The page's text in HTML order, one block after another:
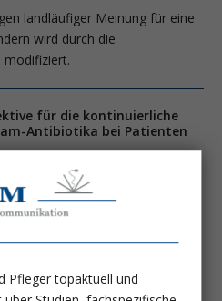
landläufiger Meinung für eine
wird durch die
modifiziert.
für die kontinuierliche
Antibiotika bei Patienten
Abtötungskinetik
erst im 21. Jahrhundert
Eagle in seinen
mit Penicillin auf die
mit Hilfe einer
Pfleger topaktuell und